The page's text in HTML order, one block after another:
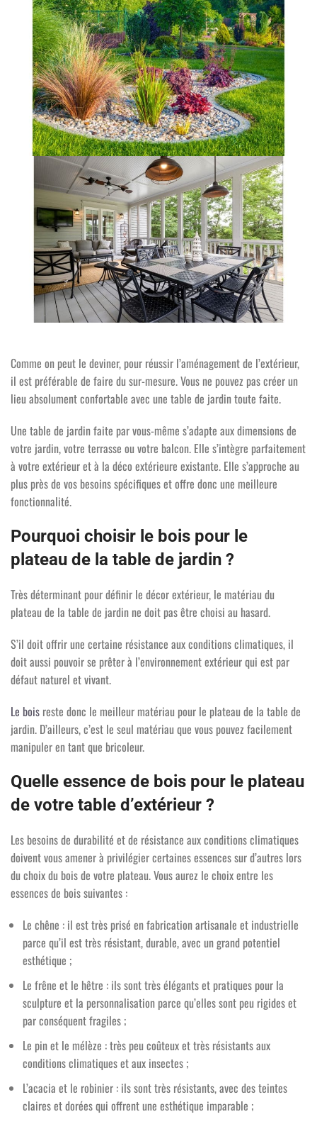
Comme on peut le deviner, pour réussir l’aménagement de l’extérieur,
il est préférable de faire du sur-mesure. Vous ne pouvez pas créer un
lieu absolument confortable avec une table de jardin toute faite.
Une table de jardin faite par vous-même s’adapte aux dimensions de
votre jardin, votre terrasse ou votre balcon. Elle s’intègre parfaitement
à votre extérieur et à la déco extérieure existante. Elle s’approche au
plus près de vos besoins spécifiques et offre donc une meilleure
fonctionnalité.
Pourquoi choisir le bois pour le
plateau de la table de jardin ?
Très déterminant pour définir le décor extérieur, le matériau du
plateau de la table de jardin ne doit pas être choisi au hasard.
S’il doit offrir une certaine résistance aux conditions climatiques, il
doit aussi pouvoir se prêter à l’environnement extérieur qui est par
défaut naturel et vivant.
Le bois reste donc le meilleur matériau pour le plateau de la table de
jardin. D’ailleurs, c’est le seul matériau que vous pouvez facilement
manipuler en tant que bricoleur.
Quelle essence de bois pour le plateau
de votre table d’extérieur ?
Les besoins de durabilité et de résistance aux conditions climatiques
doivent vous amener à privilégier certaines essences sur d’autres lors
du choix du bois de votre plateau. Vous aurez le choix entre les
essences de bois suivantes :
Le chêne : il est très prisé en fabrication artisanale et industrielle
parce qu’il est très résistant, durable, avec un grand potentiel
esthétique ;
Le frêne et le hêtre : ils sont très élégants et pratiques pour la
sculpture et la personnalisation parce qu’elles sont peu rigides et
par conséquent fragiles ;
Le pin et le mélèze : très peu coûteux et très résistants aux
conditions climatiques et aux insectes ;
L’acacia et le robinier : ils sont très résistants, avec des teintes
claires et dorées qui offrent une esthétique imparable ;